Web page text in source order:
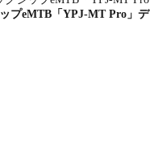
込328,000円）
プeMTB「YPJ-MT Pro」